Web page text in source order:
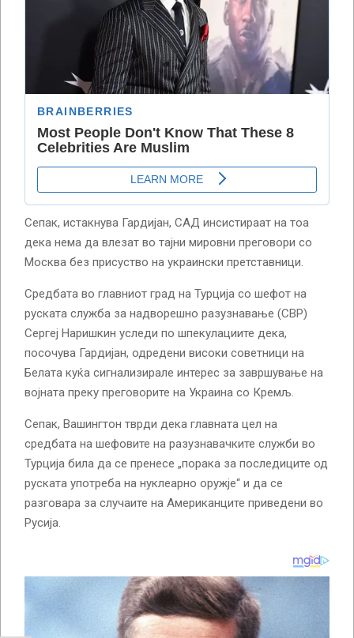
Сепак, истакнува Гардијан, САД инсистираат на тоа
дека нема да влезат во тајни мировни преговори со
Москва без присуство на украински претставници.
Средбата во главниот град на Турција со шефот на
руската служба за надворешно разузнавање (СВР)
Сергеј Наришкин уследи по шпекулациите дека,
посочува Гардијан, одредени високи советници на
Белата куќа сигнализирале интерес за завршување на
војната преку преговорите на Украина со Кремљ.
Сепак, Вашингтон тврди дека главната цел на
средбата на шефовите на разузнавачките служби во
Турција била да се пренесе „порака за последиците од
руската употреба на нуклеарно оружје“ и да се
разговара за случаите на Американците приведени во
Русија.